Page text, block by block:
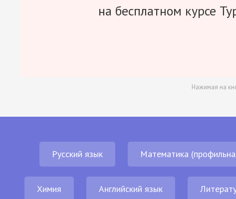
на бесплатном курсе
Нажимая на
Русский язык Математика
Химия Английский язык